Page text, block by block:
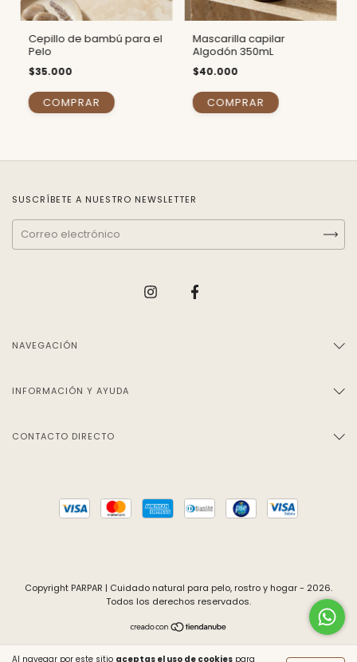
Al navegar por este sitio aceptas el uso de cookies para
Cepillo de bambú para el
Pelo
$35.000
Mascarilla capilar
Algodón 350mL
$40.000
SUSCRÍBETE A NUESTRO NEWSLETTER
NAVEGACIÓN
INFORMACIÓN Y AYUDA
CONTACTO DIRECTO
Copyright PARPAR | Cuidado natural para pelo, rostro y hogar - 2026.
Todos los derechos reservados.